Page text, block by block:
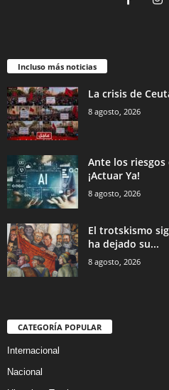
Incluso más noticias
La crisis de
8 agosto, 2026
Ante los riesgos
¡Actuar Ya!
8 agosto, 2026
El trotskismo
ha dejado su...
8 agosto, 2026
CATEGORÍA POPULAR
Internacional
Nacional